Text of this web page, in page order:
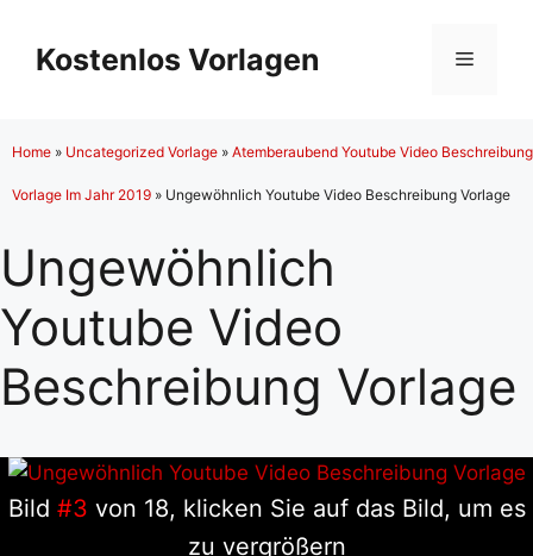
Inhalt
springen
Kostenlos Vorlagen Menü
Home » Uncategorized Vorlage » Atemberaubend Youtube Video Beschreibung
Vorlage Im Jahr 2019 » Ungewöhnlich Youtube Video Beschreibung Vorlage
Ungewöhnlich
Youtube Video
Beschreibung Vorlage
Bild #3 von 18, klicken Sie auf das Bild, um es
zu vergrößern